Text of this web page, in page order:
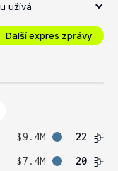
užívá
Další expres zprávy
$9.4M
22
$7.4M 20